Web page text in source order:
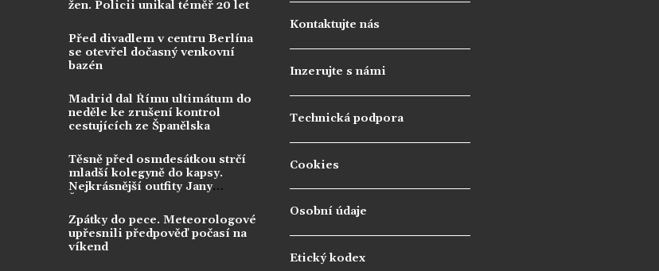
žen. Policii unikal téměř 20 let
Před divadlem v centru Berlína
se otevřel dočasný venkovní
bazén
Madrid dal Římu ultimátum do
neděle ke zrušení kontrol
cestujících ze Španělska
Těsně před osmdesátkou strčí
mladší kolegyně do kapsy.
Nejkrásnější outfity Jany
Zpátky do pece. Meteorologové
upřesnili předpověď počasí na
víkend
Kontaktujte nás
Inzerujte s námi
Technická podpora
Cookies
Osobní údaje
Etický kodex